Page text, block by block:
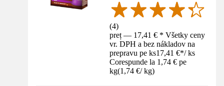
(4)
preț — 17,41 € * Všetky ceny
vr. DPH a bez nákladov na
prepravu pe ks17,41 €*/ ks
Corespunde la 1,74 € pe
kg(1,74 €/ kg)